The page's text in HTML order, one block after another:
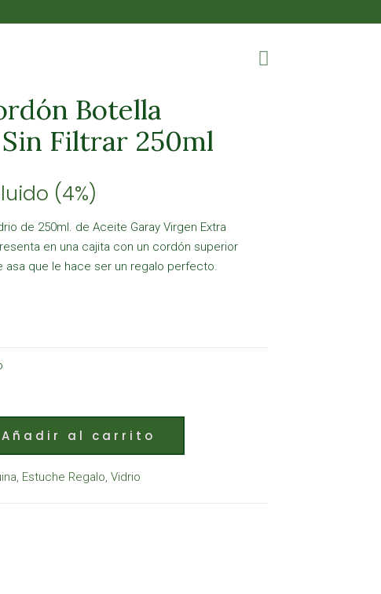
Botella
Filtrar 250ml
(4%)
de 250ml. de Aceite Garay Virgen Extra
en una cajita con un cordón superior
asa que le hace ser un regalo perfecto.
Añadir al carrito
, Estuche Regalo, Vidrio